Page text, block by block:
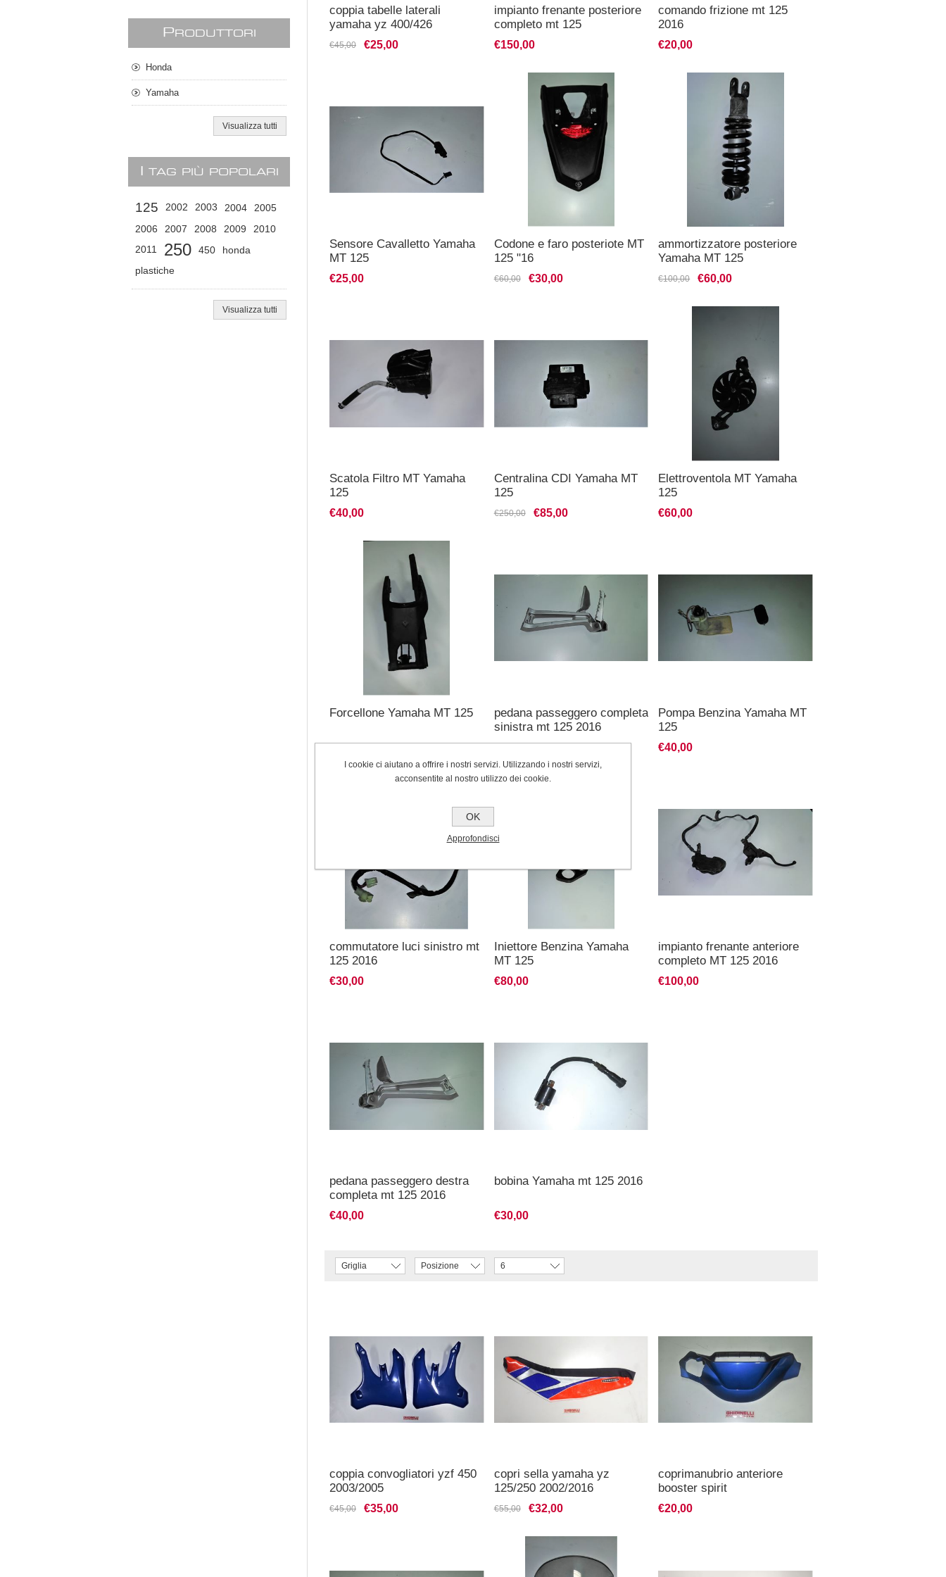
coppia tabelle laterali
yamaha yz 400/426
1998/2002
€45,00 €25,00
impianto frenante posteriore
completo mt 125
€150,00
comando frizione mt 125
2016
€20,00
Sensore Cavalletto Yamaha
MT 125
€25,00
Codone e faro posteriote MT
125 "16
€60,00 €30,00
ammortizzatore posteriore
Yamaha MT 125
€100,00 €60,00
Scatola Filtro MT Yamaha
125
€40,00
Centralina CDI Yamaha MT
125
€250,00 €85,00
Elettroventola MT Yamaha
125
€60,00
Forcellone Yamaha MT 125
€250,00
pedana passeggero completa
sinistra mt 125 2016
€40,00
Pompa Benzina Yamaha MT
125
€40,00
commutatore luci sinistro mt
125 2016
€30,00
Iniettore Benzina Yamaha
MT 125
€80,00
impianto frenante anteriore
completo MT 125 2016
€100,00
pedana passeggero destra
completa mt 125 2016
€40,00
bobina Yamaha mt 125 2016
€30,00
Griglia Posizione 6
coppia convogliatori yzf 450
2003/2005
€45,00 €35,00
copri sella yamaha yz
125/250 2002/2016
€55,00 €32,00
coprimanubrio anteriore
booster spirit
€20,00
P RODUTTORI
Honda
Yamaha
Visualizza tutti
TAG PIÙ POPOLARI
125 2002 2003 2004
2005
2006
2007 2008 2009 2010
2011 250 450 honda
plastiche
Visualizza tutti
I cookie ci aiutano a offrire i nostri servizi. Utilizzando i nostri servizi,
acconsentite al nostro utilizzo dei cookie.
OK
Approfondisci